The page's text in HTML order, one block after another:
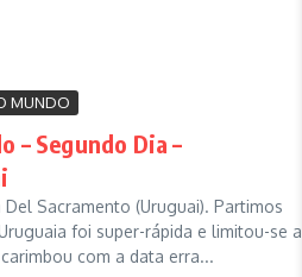
MUNDO
– Segundo Dia –
Sacramento (Uruguai). Partimos
foi super-rápida e limitou-se a
com a data erra...